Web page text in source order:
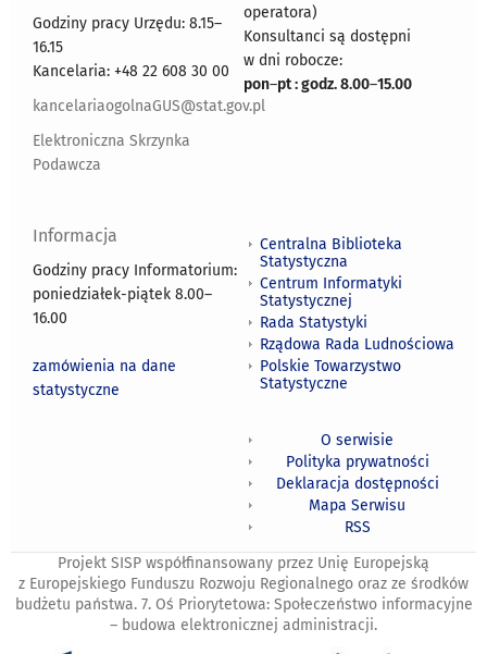
Godziny pracy Urzędu: 8.15–
16.15
Kancelaria: +48 22 608 30 00
kancelariaogolnaGUS@stat.gov.pl
Elektroniczna Skrzynka
Podawcza
operatora)
Konsultanci są dostępni
w dni robocze:
pon–pt : godz. 8.00–15.00
Informacja
Godziny pracy Informatorium:
poniedziałek-piątek 8.00–
16.00
zamówienia na dane
statystyczne
Centralna Biblioteka
Statystyczna
Centrum Informatyki
Statystycznej
Rada Statystyki
Rządowa Rada Ludnościowa
Polskie Towarzystwo
Statystyczne
O serwisie
Polityka prywatności
Deklaracja dostępności
Mapa Serwisu
RSS
Projekt SISP współfinansowany przez Unię Europejską
z Europejskiego Funduszu Rozwoju Regionalnego oraz ze środków
budżetu państwa. 7. Oś Priorytetowa: Społeczeństwo informacyjne
– budowa elektronicznej administracji.